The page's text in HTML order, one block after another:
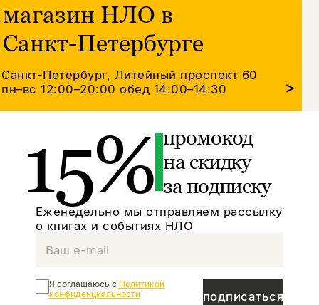
магазин НЛО в
Санкт-Петербурге
Санкт-Петербург, Литейный проспект 60
пн–вс 12:00–20:00обед 14:00–14:30 >
15% промокод
на скидку
за подписку
Еженедельно мы отправляем рассылку
о книгах и событиях НЛО
подписаться
Я соглашаюсь с Политикой
конфиденциальности